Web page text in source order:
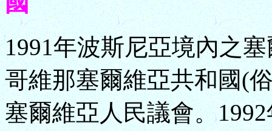
1991年波斯尼亞境內之
哥維那塞爾維亞共和國(
塞爾維亞人民議會。